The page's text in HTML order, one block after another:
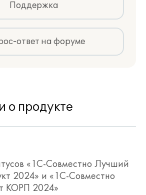
Поддержка
ответ на форуме
о продукте
«1С-Совместно Лучший
2024» и «1С-Совместно
КОРП 2024»